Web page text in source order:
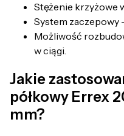
Stężenie krzyżowe
System zaczepowy
Możliwość
w ciągi.
Jakie
półkowy Errex
mm?